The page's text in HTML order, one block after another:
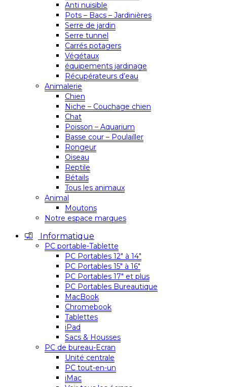
Anti nuisible
Pots – Bacs – Jardinières
Serre de jardin
Serre tunnel
Carrés potagers
Végétaux
équipements jardinage
Récupérateurs d’eau
Animalerie
Chien
Niche – Couchage chien
Chat
Poisson – Aquarium
Basse cour – Poulailler
Rongeur
Oiseau
Reptile
Bétails
Tous les animaux
Animal
Moutons
Notre espace marques
Informatique
PC portable-Tablette
PC Portables 12″ à 14″
PC Portables 15″ à 16″
PC Portables 17″ et plus
PC Portables Bureautique
MacBook
Chromebook
Tablettes
iPad
Sacs & Housses
PC de bureau-Ecran
Unité centrale
PC tout-en-un
iMac